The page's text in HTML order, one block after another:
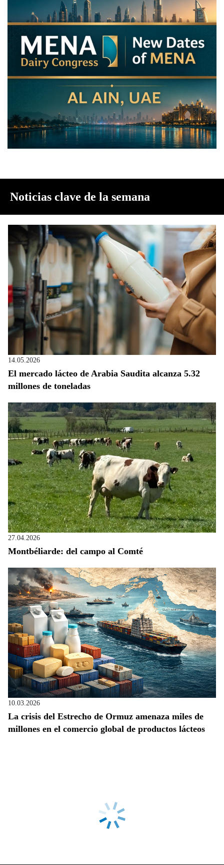
Noticias clave de la semana
14.05.2026
El mercado lácteo de Arabia Saudita alcanza 5.32
millones de toneladas
27.04.2026
Montbéliarde: del campo al Comté
10.03.2026
La crisis del Estrecho de Ormuz amenaza miles de
millones en el comercio global de productos lácteos